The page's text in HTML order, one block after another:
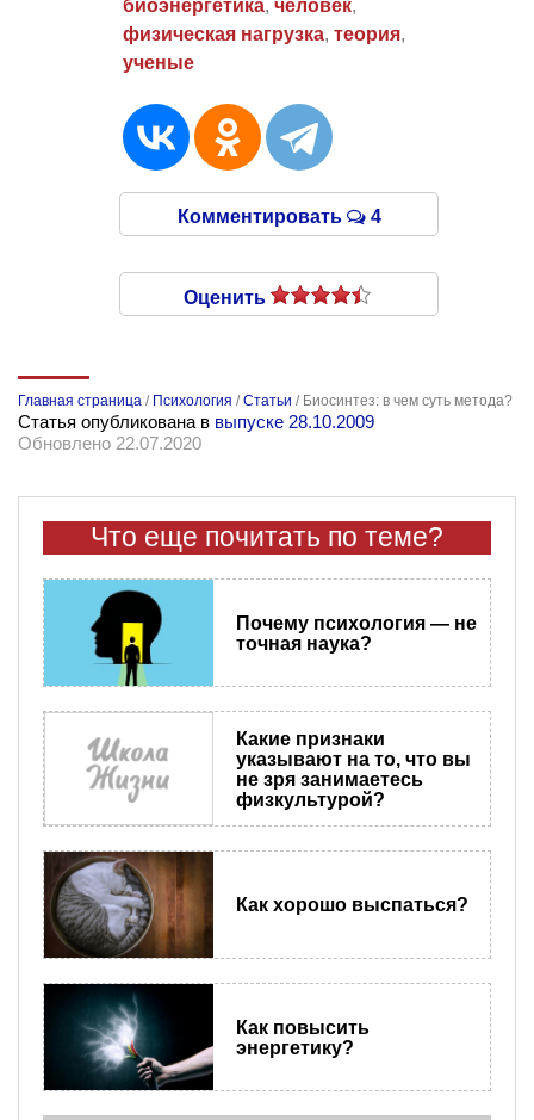
биоэнергетика, человек,
физическая нагрузка, теория,
ученые
Комментировать 4
Оценить
Главная страница / Психология /Статьи / Биосинтез: в чем суть метода?
Статья опубликована в выпуске 28.10.2009
Обновлено 22.07.2020
Что еще почитать по теме?
Почему психология — не
точная наука?
Какие признаки
указывают на то, что вы
не зря занимаетесь
физкультурой?
Как хорошо выспаться?
Как повысить
энергетику?